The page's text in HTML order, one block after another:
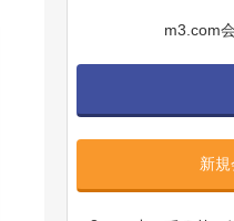
m3.com
新規